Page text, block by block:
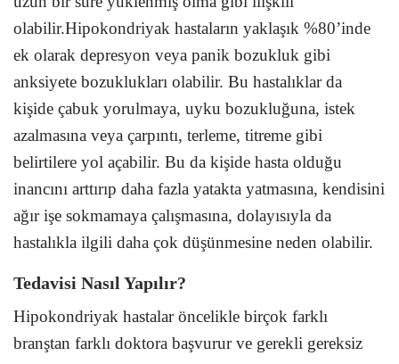
olabilir.Hipokondriyak hastaların yaklaşık %80’inde
ek olarak depresyon veya panik bozukluk gibi
anksiyete bozuklukları olabilir. Bu hastalıklar da
kişide çabuk yorulmaya, uyku bozukluğuna, istek
azalmasına veya çarpıntı, terleme, titreme gibi
belirtilere yol açabilir. Bu da kişide hasta olduğu
inancını arttırıp daha fazla yatakta yatmasına, kendisini
ağır işe sokmamaya çalışmasına, dolayısıyla da
hastalıkla ilgili daha çok düşünmesine neden olabilir.
Tedavisi Nasıl Yapılır?
Hipokondriyak hastalar öncelikle birçok farklı
branştan farklı doktora başvurur ve gerekli gereksiz